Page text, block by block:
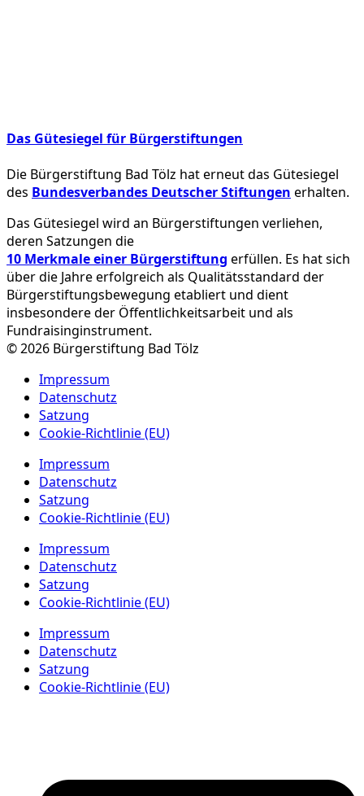
Das Gütesiegel für Bürgerstiftungen
Die Bürgerstiftung Bad Tölz hat erneut das Gütesiegel
des Bundesverbandes Deutscher Stiftungen erhalten.
Das Gütesiegel wird an Bürgerstiftungen verliehen,
deren Satzungen die
10 Merkmale einer Bürgerstiftung erfüllen. Es hat sich
über die Jahre erfolgreich als Qualitätsstandard der
Bürgerstiftungsbewegung etabliert und dient
insbesondere der Öffentlichkeitsarbeit und als
Fundraisinginstrument.
© 2026 Bürgerstiftung Bad Tölz
Impressum
Datenschutz
Satzung
Cookie-Richtlinie (EU)
Impressum
Datenschutz
Satzung
Cookie-Richtlinie (EU)
Impressum
Datenschutz
Satzung
Cookie-Richtlinie (EU)
Impressum
Datenschutz
Satzung
Cookie-Richtlinie (EU)